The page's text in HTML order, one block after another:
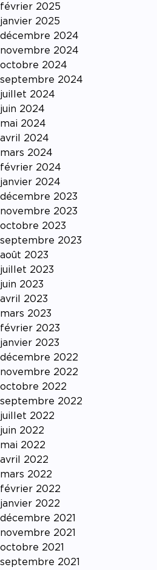
février 2025
janvier 2025
décembre 2024
novembre 2024
octobre 2024
septembre 2024
juillet 2024
juin 2024
mai 2024
avril 2024
mars 2024
février 2024
janvier 2024
décembre 2023
novembre 2023
octobre 2023
septembre 2023
août 2023
juillet 2023
juin 2023
avril 2023
mars 2023
février 2023
janvier 2023
décembre 2022
novembre 2022
octobre 2022
septembre 2022
juillet 2022
juin 2022
mai 2022
avril 2022
mars 2022
février 2022
janvier 2022
décembre 2021
novembre 2021
octobre 2021
septembre 2021